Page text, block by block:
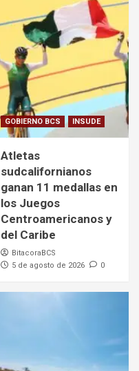
GOBIERNO BCS INSUDE
Atletas
sudcalifornianos
ganan 11 medallas en
los Juegos
Centroamericanos y
del Caribe
BitacoraBCS
5 de agosto de 2026
0